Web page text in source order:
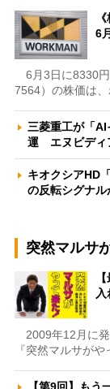
6
6月3日に8330円
7564）の株価は
三菱重工が「
運 エヌビディ
キオクシアHD
の反転シグナ
突然マルサ
2009年12月に発
『突然マルサが